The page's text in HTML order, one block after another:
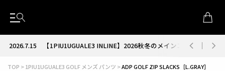
2026.7.15【1PIU1UGUALE3 INLINE】2026秋冬のメインコレクションが
TOP 1PIU1UGUALE3 GOLF メンズ パンツ ADP GOLF ZIP SLACKS［L.GRAY］